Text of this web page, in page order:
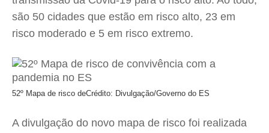
são 50 cidades que estão em risco alto, 23 em
risco moderado e 5 em risco extremo.
52º Mapa de risco deCrédito: Divulgação/Governo do ES
A divulgação do novo mapa de risco foi realizada